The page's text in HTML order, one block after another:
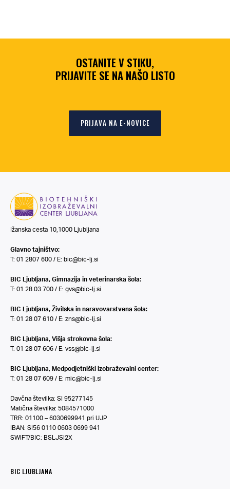
OSTANITE V STIKU,
PRIJAVITE SE NA NAŠO LISTO
PRIJAVA NA E-NOVICE
Ižanska cesta 10,1000 Ljubljana
Glavno tajništvo:
T: 01 2807 600 / E: bic@bic-lj.si
BIC Ljubljana, Gimnazija in veterinarska šola:
T: 01 28 03 700 / E: gvs@bic-lj.si
BIC Ljubljana, Živilska in naravovarstvena šola:
T: 01 28 07 610 / E: zns@bic-lj.si
BIC Ljubljana, Višja strokovna šola:
T: 01 28 07 606 / E: vss@bic-lj.si
BIC Ljubljana, Medpodjetniški izobraževalni center:
T: 01 28 07 609 / E: mic@bic-lj.si
Davčna številka: SI 95277145
Matična številka: 5084571000
TRR: 01100 – 6030699941 pri UJP
IBAN: SI56 0110 0603 0699 941
SWIFT/BIC: BSLJSI2X
BIC LJUBLJANA